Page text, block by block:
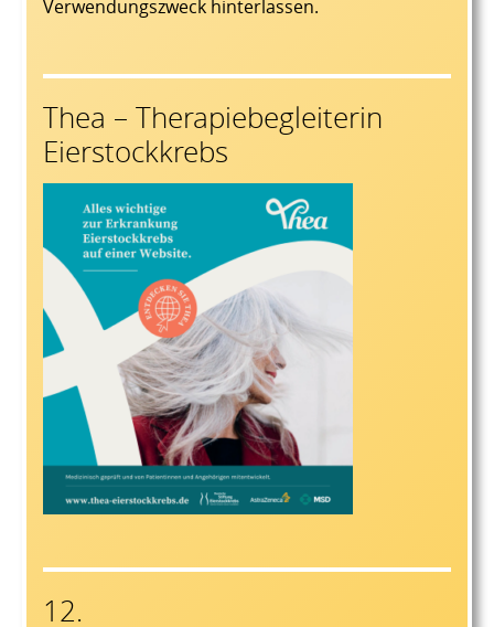
Verwendungszweck hinterlassen.
Thea – Therapiebegleiterin
Eierstockkrebs
12.